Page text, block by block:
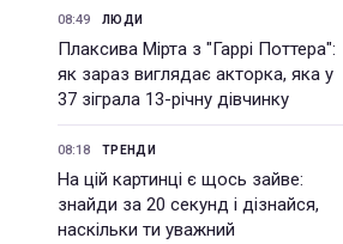
08:49 ЛЮДИ
Плаксива Мірта з "Гаррі Поттера":
як зараз виглядає акторка, яка у
37 зіграла 13-річну дівчинку
08:18 ТРЕНДИ
На цій картинці є щось зайве:
знайди за 20 секунд і дізнайся,
наскільки ти уважний